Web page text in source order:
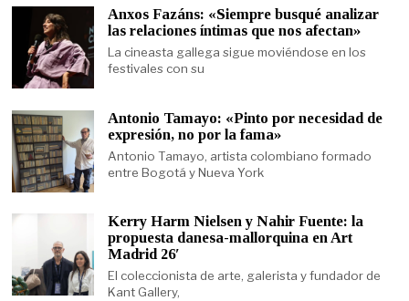
Anxos Fazáns: «Siempre busqué analizar
las relaciones íntimas que nos afectan»
La cineasta gallega sigue moviéndose en los
festivales con su
Antonio Tamayo: «Pinto por necesidad de
expresión, no por la fama»
Antonio Tamayo, artista colombiano formado
entre Bogotá y Nueva York
Kerry Harm Nielsen y Nahir Fuente: la
propuesta danesa-mallorquina en Art
Madrid 26′
El coleccionista de arte, galerista y fundador de
Kant Gallery,